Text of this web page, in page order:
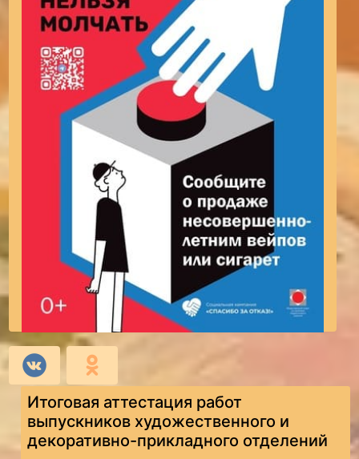
Итоговая аттестация работ
выпускников художественного и
декоративно-прикладного отделений